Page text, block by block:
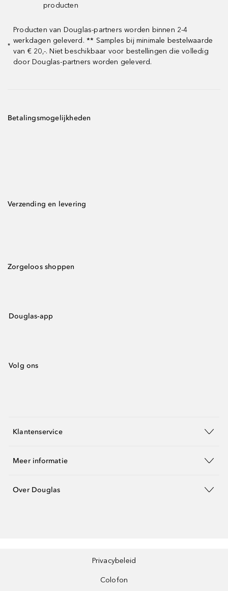
producten
*
Producten van Douglas-partners worden binnen 2-4
werkdagen geleverd. ** Samples bij minimale bestelwaarde
van € 20,-. Niet beschikbaar voor bestellingen die volledig
door Douglas-partners worden geleverd.
Betalingsmogelijkheden
Verzending en levering
Zorgeloos shoppen
Douglas-app
Volg ons
Klantenservice
Meer informatie
Over Douglas
Privacybeleid
Colofon